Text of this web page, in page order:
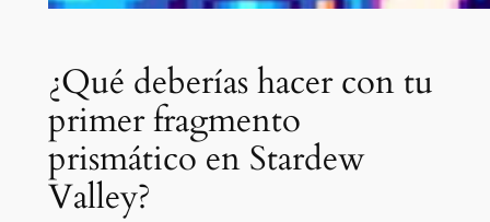
¿Qué deberías hacer con tu
primer fragmento
prismático en Stardew
Valley?